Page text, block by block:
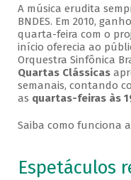
A música erudita
BNDES. Em 2010,
quarta-feira com o
início oferecia ao
Orquestra Sinfônica
Quartas Clássicas
semanais, contando
as quartas-feiras às
Saiba como funciona a
Espetáculos